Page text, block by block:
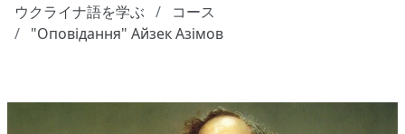
ウクライナ語を学ぶ
コース
"Оповідання" Айзек Азімов